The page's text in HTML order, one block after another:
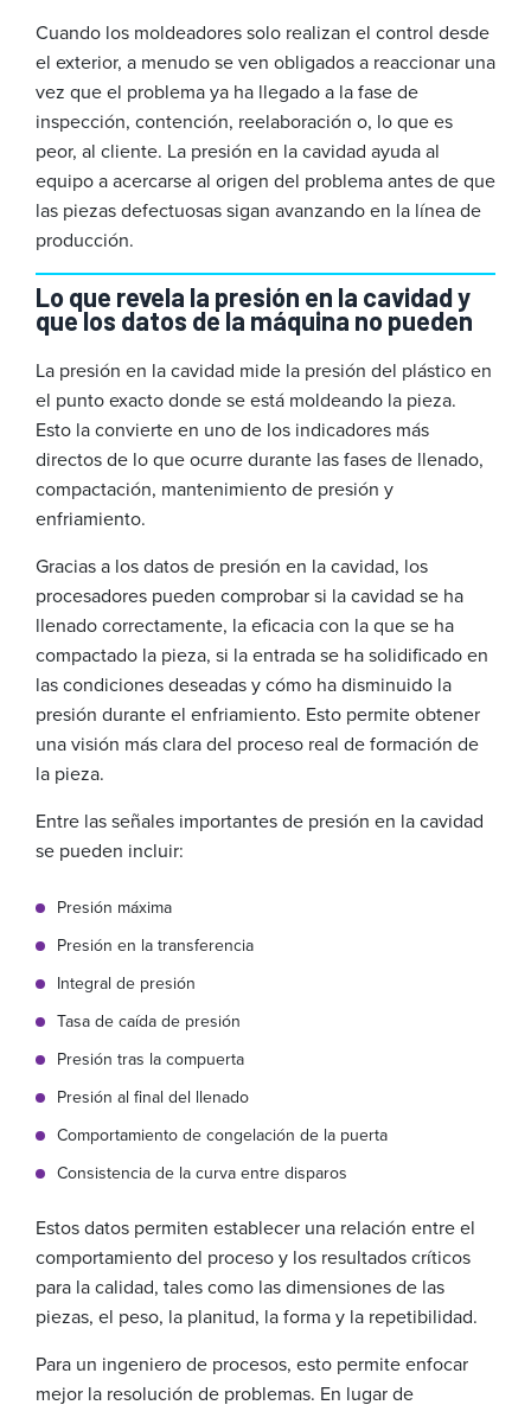
Cuando los moldeadores solo realizan el control desde
el exterior, a menudo se ven obligados a reaccionar una
vez que el problema ya ha llegado a la fase de
inspección, contención, reelaboración o, lo que es
peor, al cliente. La presión en la cavidad ayuda al
equipo a acercarse al origen del problema antes de que
las piezas defectuosas sigan avanzando en la línea de
producción.
Lo que revela la presión en la cavidad y
que los datos de la máquina no pueden
La presión en la cavidad mide la presión del plástico en
el punto exacto donde se está moldeando la pieza.
Esto la convierte en uno de los indicadores más
directos de lo que ocurre durante las fases de llenado,
compactación, mantenimiento de presión y
enfriamiento.
Gracias a los datos de presión en la cavidad, los
procesadores pueden comprobar si la cavidad se ha
llenado correctamente, la eficacia con la que se ha
compactado la pieza, si la entrada se ha solidificado en
las condiciones deseadas y cómo ha disminuido la
presión durante el enfriamiento. Esto permite obtener
una visión más clara del proceso real de formación de
la pieza.
Entre las señales importantes de presión en la cavidad
se pueden incluir:
Presión máxima
Presión en la transferencia
Integral de presión
Tasa de caída de presión
Presión tras la compuerta
Presión al final del llenado
Comportamiento de congelación de la puerta
Consistencia de la curva entre disparos
Estos datos permiten establecer una relación entre el
comportamiento del proceso y los resultados críticos
para la calidad, tales como las dimensiones de las
piezas, el peso, la planitud, la forma y la repetibilidad.
Para un ingeniero de procesos, esto permite enfocar
mejor la resolución de problemas. En lugar de